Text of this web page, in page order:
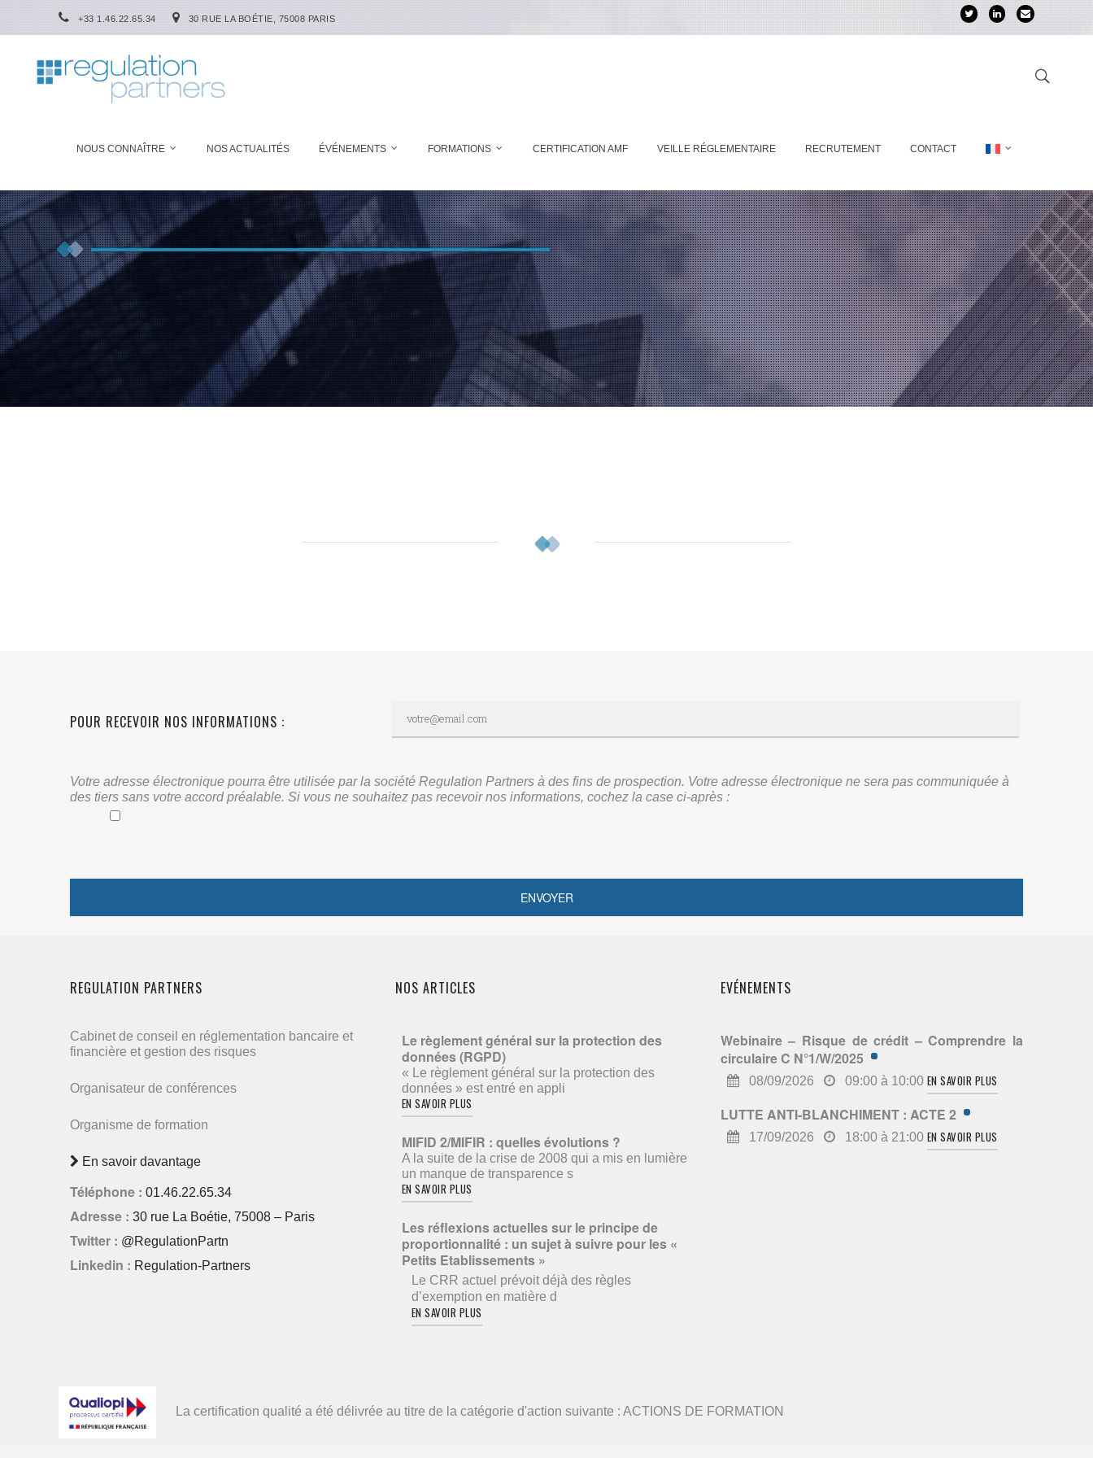
+33 1.46.22.65.34 30 RUE LA BOÉTIE, 75008 PARIS
NOUS CONNAÎTRE NOS ACTUALITÉS ÉVÉNEMENTS FORMATIONS CERTIFICATION AMF VEILLE RÉGLEMENTAIRE RECRUTEMENT CONTACT
POUR RECEVOIR NOS INFORMATIONS :
Votre adresse électronique pourra être utilisée par la société Regulation Partners à des fins de prospection. Votre adresse électronique ne sera pas communiquée à
des tiers sans votre accord préalable. Si vous ne souhaitez pas recevoir nos informations, cochez la case ci-après :
REGULATION PARTNERS
Cabinet de conseil en réglementation bancaire et
financière et gestion des risques
Organisateur de conférences
Organisme de formation
En savoir davantage
Téléphone : 01.46.22.65.34
Adresse : 30 rue La Boétie, 75008 – Paris
Twitter : @RegulationPartn
Linkedin : Regulation-Partners
NOS ARTICLES
Le règlement général sur la protection des
données (RGPD)
« Le règlement général sur la protection des
données » est entré en appli
EN SAVOIR PLUS
MIFID 2/MIFIR : quelles évolutions ?
A la suite de la crise de 2008 qui a mis en lumière
un manque de transparence s
EN SAVOIR PLUS
Les réflexions actuelles sur le principe de
proportionnalité : un sujet à suivre pour les «
Petits Etablissements »
Le CRR actuel prévoit déjà des règles
d’exemption en matière d
EN SAVOIR PLUS
EVÉNEMENTS
Webinaire – Risque de crédit – Comprendre la
circulaire C N°1/W/2025
08/09/2026 09:00 à 10:00 EN SAVOIR PLUS
LUTTE ANTI-BLANCHIMENT : ACTE 2
17/09/2026 18:00 à 21:00 EN SAVOIR PLUS
La certification qualité a été délivrée au titre de la catégorie d'action suivante : ACTIONS DE FORMATION